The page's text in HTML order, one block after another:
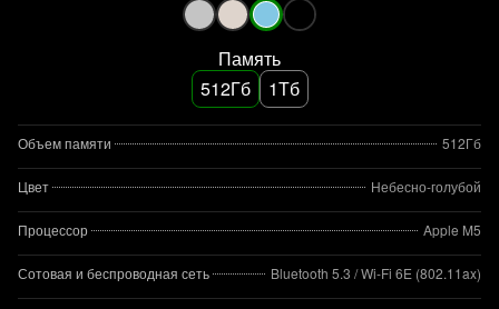
Память
512Гб
1Тб
Объем памяти 512Гб
Цвет Небесно-голубой
Процессор Apple M5
Сотовая и беспроводная сеть Bluetooth 5.3 / Wi-Fi 6E (802.11ax)